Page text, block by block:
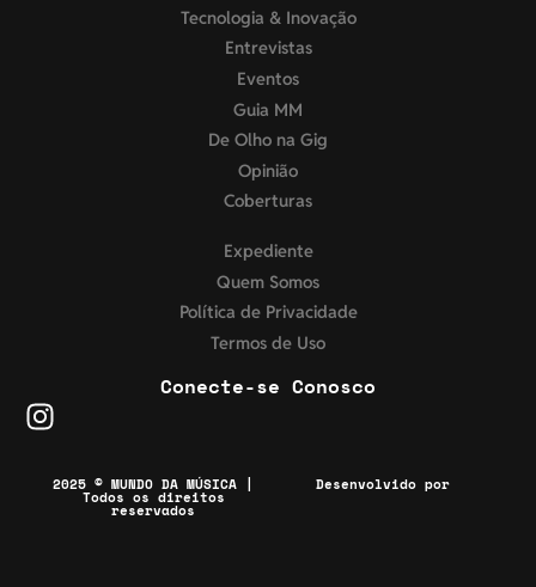
Tecnologia & Inovação
Entrevistas
Eventos
Guia MM
De Olho na Gig
Opinião
Coberturas
Expediente
Quem Somos
Política de Privacidade
Termos de Uso
Conecte-se Conosco
2025 © MUNDO DA MÚSICA |
Todos os direitos
reservados
Desenvolvido por